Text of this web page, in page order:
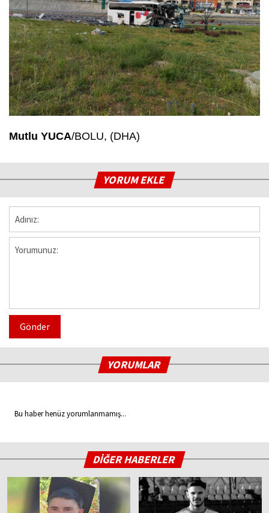
Mutlu YUCA/BOLU, (DHA)
YORUM EKLE
Gönder
YORUMLAR
Bu haber henüz yorumlanmamış...
DİĞER HABERLER